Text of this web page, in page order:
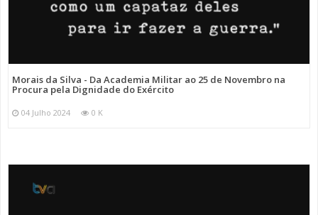
Morais da Silva - Da Academia Militar ao 25 de Novembro na
Procura pela Dignidade do Exército
04 Julho 2024 0 K